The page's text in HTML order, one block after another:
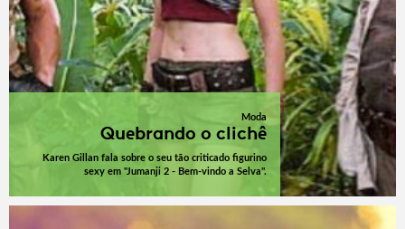
Moda
Quebrando o clichê
Karen Gillan fala sobre o seu tão criticado figurino
sexy em "Jumanji 2 - Bem-vindo a Selva".